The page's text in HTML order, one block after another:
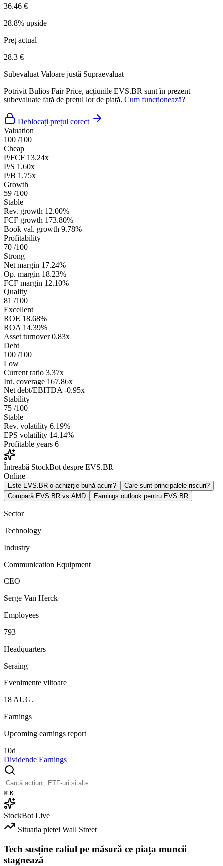
36.46 €
28.8% upside
Preț actual
28.3 €
Subevaluat Valoare justă Supraevaluat
Potrivit Bulios Fair Price, acțiunile EVS.BR sunt în prezent
subevaluate față de prețul lor de piață. Cum funcționează?
Deblocați prețul corect
Valuation
100 /100
Cheap
P/FCF 13.24x
P/S 1.60x
P/B 1.75x
Growth
59 /100
Stable
Rev. growth 12.00%
FCF growth 173.80%
Book val. growth 9.78%
Profitability
70 /100
Strong
Net margin 17.24%
Op. margin 18.23%
FCF margin 12.10%
Quality
81 /100
Excellent
ROE 18.68%
ROA 14.39%
Asset turnover 0.83x
Debt
100 /100
Low
Current ratio 3.37x
Int. coverage 167.86x
Net debt/EBITDA -0.95x
Stability
75 /100
Stable
Rev. volatility 6.19%
EPS volatility 14.14%
Profitable years 6
Întreabă StockBot despre EVS.BR
Online
Este EVS.BR o achiziție bună acum?
Care sunt principalele riscuri?
Compară EVS.BR vs AMD
Earnings outlook pentru EVS.BR
Sector
Technology
Industry
Communication Equipment
CEO
Serge Van Herck
Employees
793
Headquarters
Seraing
Evenimente viitoare
18 AUG.
Earnings
Upcoming earnings report
10d
Dividende Earnings
⌘ K
StockBot Live
Situația pieței Wall Street
Tech susține raliul pe măsură ce piața muncii
stagnează